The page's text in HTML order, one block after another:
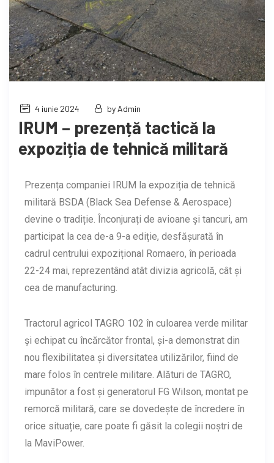
4 iunie 2024 by Admin
IRUM – prezență tactică la
expoziția de tehnică militară
Prezența companiei IRUM la expoziția de tehnică
militară BSDA (Black Sea Defense & Aerospace)
devine o tradiție. Înconjurați de avioane și tancuri, am
participat la cea de-a 9-a ediție, desfășurată în
cadrul centrului expozițional Romaero, în perioada
22-24 mai, reprezentând atât divizia agricolă, cât și
cea de manufacturing.
Tractorul agricol TAGRO 102 în culoarea verde militar
și echipat cu încărcător frontal, și-a demonstrat din
nou flexibilitatea și diversitatea utilizărilor, fiind de
mare folos în centrele militare. Alături de TAGRO,
impunător a fost și generatorul FG Wilson, montat pe
remorcă militară, care se dovedește de încredere în
orice situație, care poate fi găsit la colegii noștri de
la MaviPower.